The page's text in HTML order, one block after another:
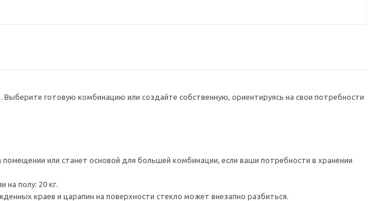
готовую комбинацию или создайте собственную, ориентируясь на свои потребности
или станет основой для большей комбинации, если ваши потребности в хранении
на полу: 20 кг.
краев и царапин на поверхности стекло может внезапно разбиться.